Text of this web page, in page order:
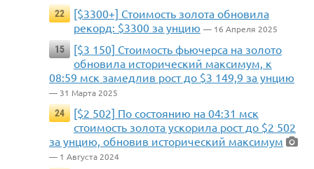
22
[$3300+] Стоимость золота обновила
рекорд: $3300 за унцию — 16 Апреля 2025
15
[$3 150] Стоимость фьючерса на золото
обновила исторический максимум, к
08:59 мск замедлив рост до $3 149,9 за унцию
— 31 Марта 2025
24
[$2 502] По состоянию на 04:31 мск
стоимость золота ускорила рост до $2 502
за унцию, обновив исторический максимум
— 1 Августа 2024